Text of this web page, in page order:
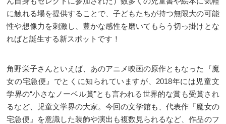
に触れる場を提供することで、子どもたちが持つ無限大の可能
性や想像力を刺激し、豊かな感性を磨いてもらう切っ掛けとな
ればと誕生する新スポットです！
角野栄子さんといえば、あのアニメ映画の原作ともなった『魔
女の宅急便』でとくに知られていますが、2018年には児童文
学界の“小さなノーベル賞”とも言われる世界的な賞も受賞され
るなど、児童文学界の大家。今回の文学館も、代表作『魔女の
宅急便』を意識した装飾や演出も複数見られるなど、作品のフ